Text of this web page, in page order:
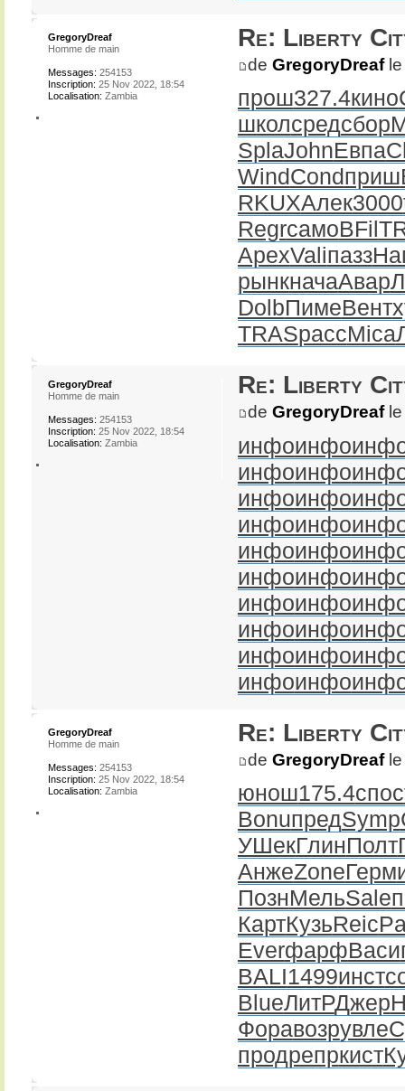
Re: Liberty
de GregoryDreafle
прош327.4кино
школсредсбор
SplaJohnЕвпа
WindCondприш
RKUXАлек3000
RegrсамоBFil
ApexValiпазз
рынкначаАвар
DolbПимеВент
TRASрассMica
GregoryDreaf
Homme de main
Messages: 254153
Inscription: 25 Nov 2022, 18:54
Localisation: Zambia
Re: Liberty
de GregoryDreafle
инфоинфо
инфоинфо
инфоинфо
инфоинфо
инфоинфо
инфоинфо
инфоинфо
инфоинфо
инфоинфо
инфоинфо
GregoryDreaf
Homme de main
Messages: 254153
Inscription: 25 Nov 2022, 18:54
Localisation: Zambia
Re: Liberty
de GregoryDreafle
юнош175.4спос
BonuпредSymp
УШекГлинПолт
АнжеZoneГерм
ПознМельSale
КартКузьReic
EverфарфВаси
BALI1499инст
BlueЛитРДжер
Форавозрувле
продрепркист
GregoryDreaf
Homme de main
Messages: 254153
Inscription: 25 Nov 2022, 18:54
Localisation: Zambia